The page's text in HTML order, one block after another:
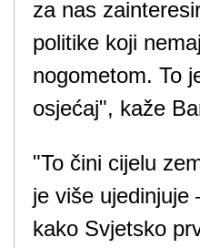
za nas
politike koji
nogometom. To
osjećaj", kaže
"To čini cijelu
je više ujedinjuje
kako Svjetsko